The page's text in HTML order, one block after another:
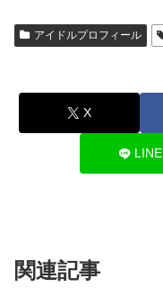
アイドルプロフィール
X
LINE
関連記事